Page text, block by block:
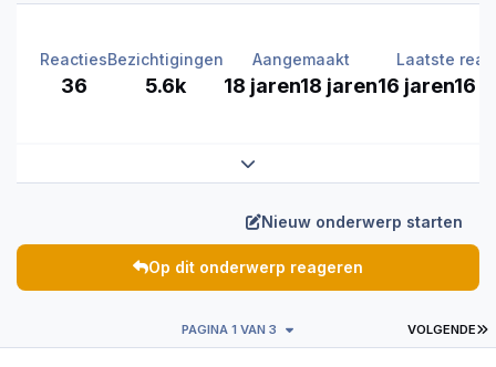
Reacties
36
Bezichtigingen
5.6k
Aangemaakt
18 jaren18 jaren
Laatste
16 jaren16
Expand topic overview
Nieuw onderwerp starten
Op dit onderwerp reageren
VOLGENDE
PAGINA 1 VAN 3